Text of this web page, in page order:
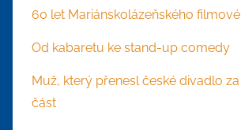
60 let Mariánskolázeňského
Od kabaretu ke stand-up comedy
Muž, který přenesl české divadlo za
část